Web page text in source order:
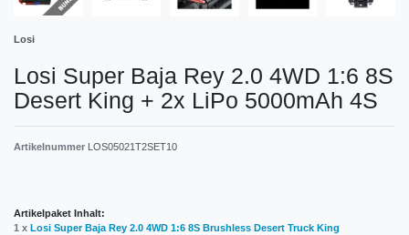
Losi
Losi Super Baja Rey 2.0 4WD 1:6 8S
Desert King + 2x LiPo 5000mAh 4S
Artikelnummer LOS05021T2SET10
Artikelpaket Inhalt:
1 x Losi Super Baja Rey 2.0 4WD 1:6 8S Brushless Desert Truck King